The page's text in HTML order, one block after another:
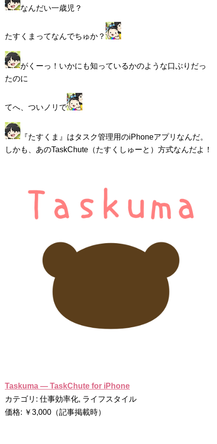
なんだい一歳児？
たすくまってなんでちゅか？
がくーっ！いかにも知っているかのような口ぶりだっ
たのに
てへ、ついノリで
『たすくま』はタスク管理用のiPhoneアプリなんだ。
しかも、あのTaskChute（たすくしゅーと）方式なんだよ！
Taskuma — TaskChute for iPhone
カテゴリ: 仕事効率化, ライフスタイル
価格: ￥3,000（記事掲載時）